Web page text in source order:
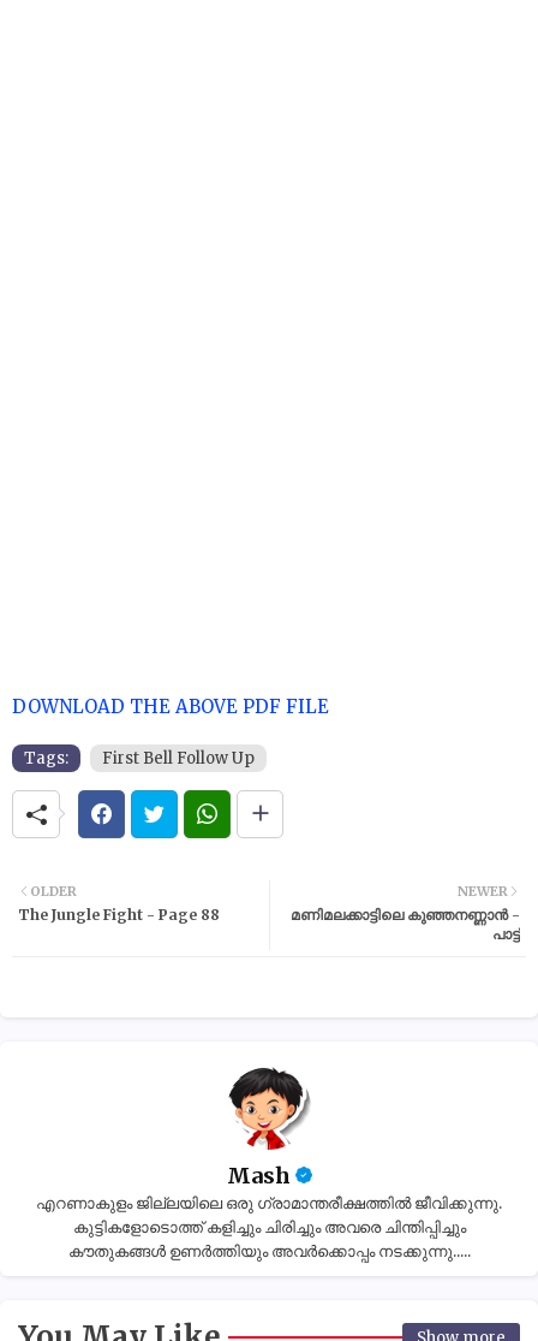
DOWNLOAD THE ABOVE PDF FILE
Tags: First Bell Follow Up
NEWER
മണിമലക്കാട്ടിലെ കുഞ്ഞനണ്ണാൻ -
പാട്ട്
OLDER
The Jungle Fight - Page 88
Mash
എറണാകുളം ജില്ലയിലെ ഒരു ഗ്രാമാന്തരീക്ഷത്തിൽ ജീവിക്കുന്നു.
കുട്ടികളോടൊത്ത് കളിച്ചും ചിരിച്ചും അവരെ ചിന്തിപ്പിച്ചും
കൗതുകങ്ങൾ ഉണർത്തിയും അവർക്കൊപ്പം നടക്കുന്നു.....